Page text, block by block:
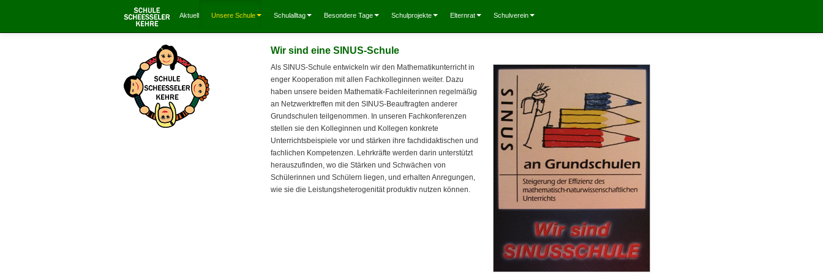
Aktuell Unsere Schule Schulalltag Besondere Tage Schulprojekte Elternrat Schulverein
Wir sind eine SINUS-Schule
Als SINUS-Schule entwickeln wir den Mathematikunterricht in
enger Kooperation mit allen Fachkolleginnen weiter. Dazu
haben unsere beiden Mathematik-Fachleiterinnen regelmäßig
an Netzwerktreffen mit den SINUS-Beauftragten anderer
Grundschulen teilgenommen. In unseren Fachkonferenzen
stellen sie den Kolleginnen und Kollegen konkrete
Unterrichtsbeispiele vor und stärken ihre fachdidaktischen und
fachlichen Kompetenzen. Lehrkräfte werden darin unterstützt
herauszufinden, wo die Stärken und Schwächen von
Schülerinnen und Schülern liegen, und erhalten Anregungen,
wie sie die Leistungsheterogenität produktiv nutzen können.